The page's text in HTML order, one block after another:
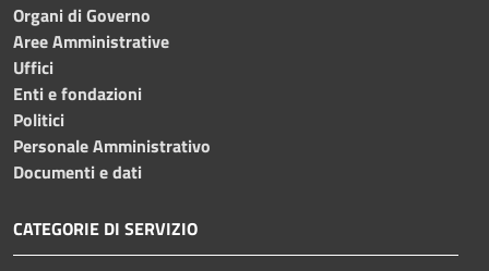
Organi di Governo
Aree Amministrative
Uffici
Enti e fondazioni
Politici
Personale Amministrativo
Documenti e dati
CATEGORIE DI SERVIZIO